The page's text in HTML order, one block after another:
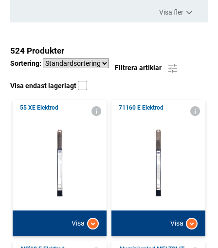
Visa fler
524 Produkter
Sortering:
Filtrera artiklar
Visa endast lagerlagt
55 XE Elektrod
Visa
71160 E Elektrod
Visa